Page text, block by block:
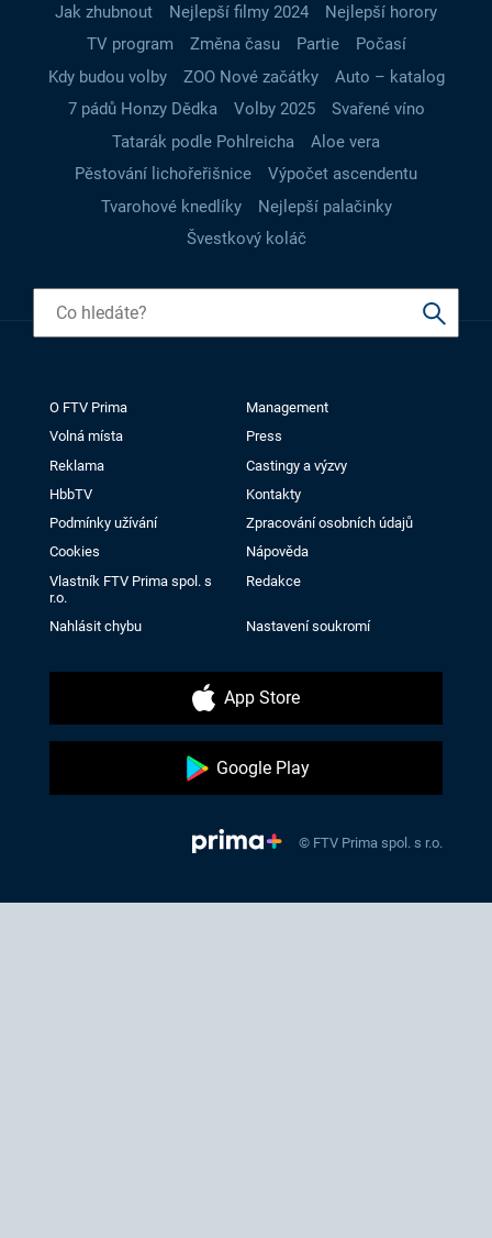
Jak zhubnout Nejlepší filmy 2024
Nejlepší horory
TV program
Změna času Partie
Počasí
Kdy budou volby
ZOO Nové začátky
Auto – katalog
7 pádů Honzy Dědka
Volby 2025
Svařené víno
Tatarák podle Pohlreicha
Aloe vera
Pěstování lichořeřišnice
Výpočet ascendentu
Tvarohové knedlíky
Nejlepší palačinky
Švestkový koláč
O FTV Prima
Management
Volná místa
Press
Reklama
Castingy a výzvy
HbbTV
Kontakty
Podmínky užívání
Zpracování osobních údajů
Cookies
Nápověda
Vlastník FTV Prima spol. s
r.o.
Redakce
Nahlásit chybu Nastavení soukromí
App Store
Google Play
© FTV Prima spol. s r.o.